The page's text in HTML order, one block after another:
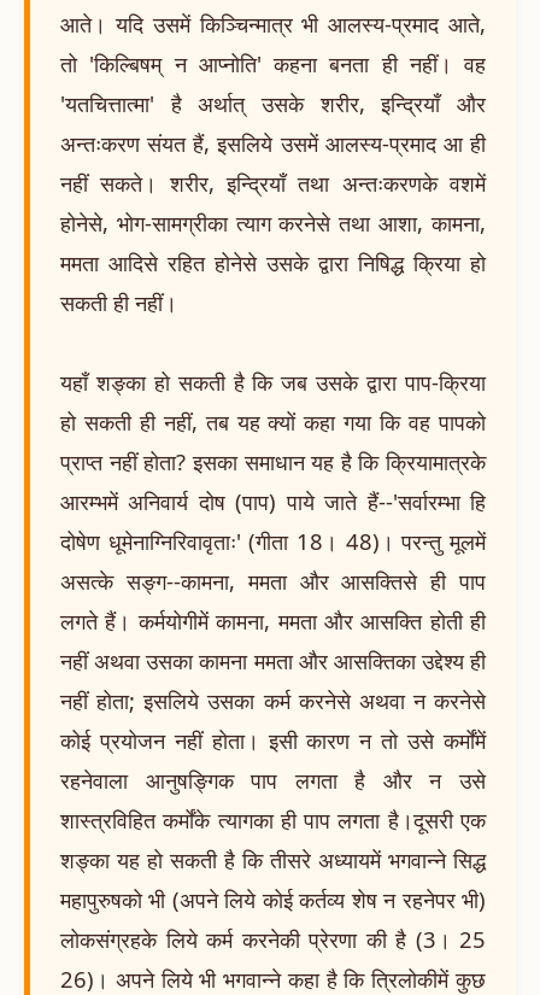
आते। यदि उसमें किञ्चिन्मात्र भी आलस्य-प्रमाद आते,
तो 'किल्बिषम् न आप्नोति' कहना बनता ही नहीं। वह
'यतचित्तात्मा' है अर्थात् उसके शरीर, इन्द्रियाँ और
अन्तःकरण संयत हैं, इसलिये उसमें आलस्य-प्रमाद आ ही
नहीं सकते। शरीर, इन्द्रियाँ तथा अन्तःकरणके वशमें
होनेसे, भोग-सामग्रीका त्याग करनेसे तथा आशा, कामना,
ममता आदिसे रहित होनेसे उसके द्वारा निषिद्ध क्रिया हो
सकती ही नहीं।
यहाँ शङ्का हो सकती है कि जब उसके द्वारा पाप-क्रिया
हो सकती ही नहीं, तब यह क्यों कहा गया कि वह पापको
प्राप्त नहीं होता? इसका समाधान यह है कि क्रियामात्रके
आरम्भमें अनिवार्य दोष (पाप) पाये जाते हैं--'सर्वारम्भा हि
दोषेण धूमेनाग्निरिवावृताः' (गीता 18। 48)। परन्तु मूलमें
असत्के सङ्ग--कामना, ममता और आसक्तिसे ही पाप
लगते हैं। कर्मयोगीमें कामना, ममता और आसक्ति होती ही
नहीं अथवा उसका कामना ममता और आसक्तिका उद्देश्य ही
नहीं होता; इसलिये उसका कर्म करनेसे अथवा न करनेसे
कोई प्रयोजन नहीं होता। इसी कारण न तो उसे कर्मोंमें
रहनेवाला आनुषङ्गिक पाप लगता है और न उसे
शास्त्रविहित कर्मोंके त्यागका ही पाप लगता है।दूसरी एक
शङ्का यह हो सकती है कि तीसरे अध्यायमें भगवान्ने सिद्ध
महापुरुषको भी (अपने लिये कोई कर्तव्य शेष न रहनेपर भी)
लोकसंग्रहके लिये कर्म करनेकी प्रेरणा की है (3। 25
26)। अपने लिये भी भगवान्ने कहा है कि त्रिलोकीमें कुछ